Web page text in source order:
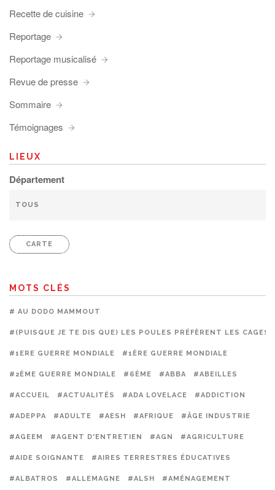
Recette de cuisine
Reportage
Reportage musicalisé
Revue de presse
Sommaire
Témoignages
LIEUX
Département
CARTE
MOTS CLÉS
# AU DODO MAMMOUT
#(PUISQUE JE TE DIS QUE) LES POULES PRÉFÈRENT LES CAGES
#1ERE GUERRE MONDIALE #1ÈRE GUERRE MONDIALE
#2ÈME GUERRE MONDIALE #6ÈME #ABBA #ABEILLES
#ACCUEIL #ACTUALITÉS #ADA LOVELACE #ADDICTION
#ADEPPA #ADULTE #AESH #AFRIQUE #ÂGE INDUSTRIE
#AGEEM #AGENT D'ENTRETIEN #AGN #AGRICULTURE
#AIDE SOIGNANTE #AIRES TERRESTRES ÉDUCATIVES
#ALBATROS #ALLEMAGNE #ALSH #AMÉNAGEMENT